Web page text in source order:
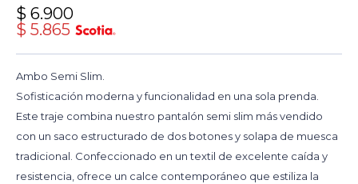
$ 6.900
$ 5.865
Ambo Semi Slim.
Sofisticación moderna y funcionalidad en una sola prenda.
Este traje combina nuestro pantalón semi slim más vendido
con un saco estructurado de dos botones y solapa de muesca
tradicional. Confeccionado en un textil de excelente caída y
resistencia, ofrece un calce contemporáneo que estiliza la